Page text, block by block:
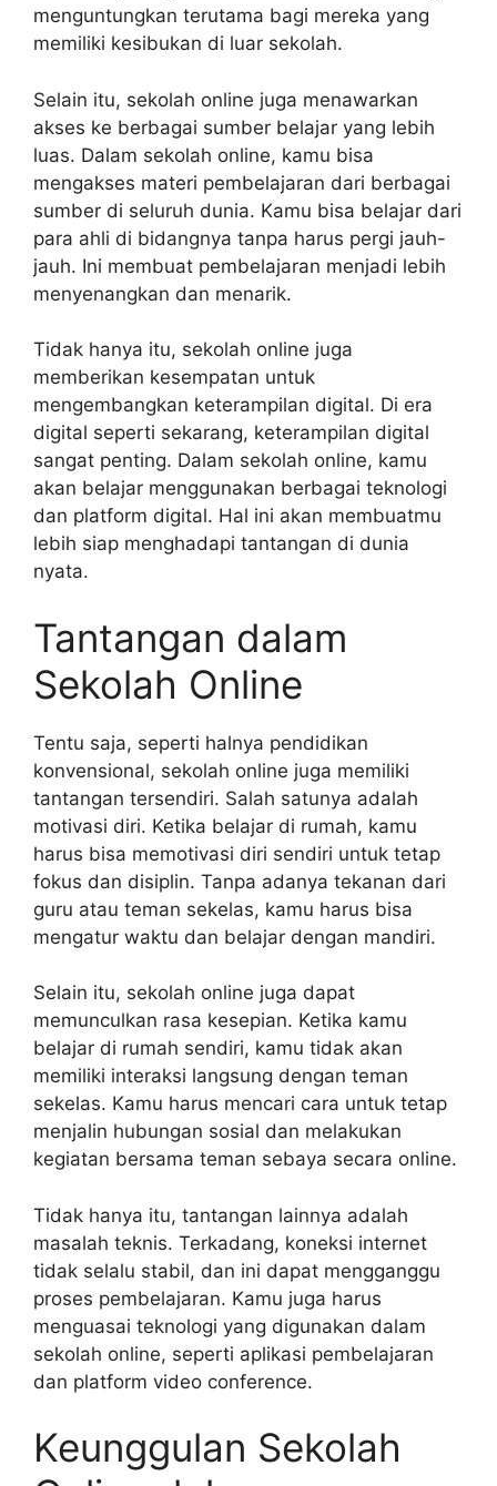
menguntungkan terutama bagi mereka yang
memiliki kesibukan di luar sekolah.
Selain itu, sekolah online juga menawarkan
akses ke berbagai sumber belajar yang lebih
luas. Dalam sekolah online, kamu bisa
mengakses materi pembelajaran dari berbagai
sumber di seluruh dunia. Kamu bisa belajar dari
para ahli di bidangnya tanpa harus pergi jauh-
jauh. Ini membuat pembelajaran menjadi lebih
menyenangkan dan menarik.
Tidak hanya itu, sekolah online juga
memberikan kesempatan untuk
mengembangkan keterampilan digital. Di era
digital seperti sekarang, keterampilan digital
sangat penting. Dalam sekolah online, kamu
akan belajar menggunakan berbagai teknologi
dan platform digital. Hal ini akan membuatmu
lebih siap menghadapi tantangan di dunia
nyata.
Tantangan dalam
Sekolah Online
Tentu saja, seperti halnya pendidikan
konvensional, sekolah online juga memiliki
tantangan tersendiri. Salah satunya adalah
motivasi diri. Ketika belajar di rumah, kamu
harus bisa memotivasi diri sendiri untuk tetap
fokus dan disiplin. Tanpa adanya tekanan dari
guru atau teman sekelas, kamu harus bisa
mengatur waktu dan belajar dengan mandiri.
Selain itu, sekolah online juga dapat
memunculkan rasa kesepian. Ketika kamu
belajar di rumah sendiri, kamu tidak akan
memiliki interaksi langsung dengan teman
sekelas. Kamu harus mencari cara untuk tetap
menjalin hubungan sosial dan melakukan
kegiatan bersama teman sebaya secara online.
Tidak hanya itu, tantangan lainnya adalah
masalah teknis. Terkadang, koneksi internet
tidak selalu stabil, dan ini dapat mengganggu
proses pembelajaran. Kamu juga harus
menguasai teknologi yang digunakan dalam
sekolah online, seperti aplikasi pembelajaran
dan platform video conference.
Keunggulan Sekolah